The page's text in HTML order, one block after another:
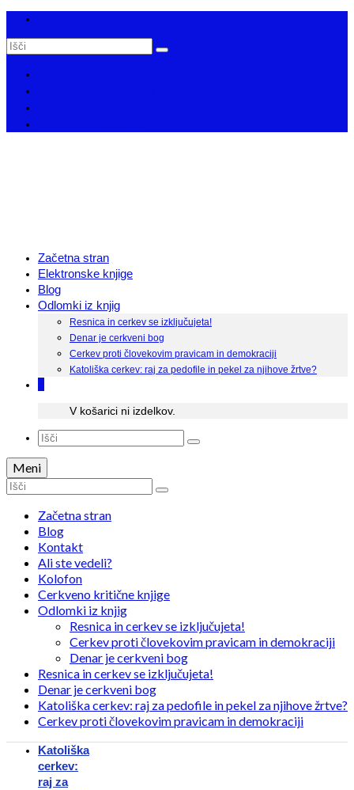
Search
Začetna stran
Elektronske knjige
Blog
Odlomki iz knjig
Resnica in cerkev se izključujeta!
Denar je cerkveni bog
Cerkev proti človekovim pravicam in demokraciji
Katoliška cerkev: raj za pedofile in pekel za njihove žrtve?
V košarici ni izdelkov.
Search
Meni
Search
Začetna stran
Blog
Kontakt
Ali ste vedeli?
Kolofon
Cerkveno kritične knjige
Odlomki iz knjig
Resnica in cerkev se izključujeta!
Cerkev proti človekovim pravicam in demokraciji
Denar je cerkveni bog
Resnica in cerkev se izključujeta!
Denar je cerkveni bog
Katoliška cerkev: raj za pedofile in pekel za njihove žrtve?
Cerkev proti človekovim pravicam in demokraciji
Katoliška
cerkev:
raj za